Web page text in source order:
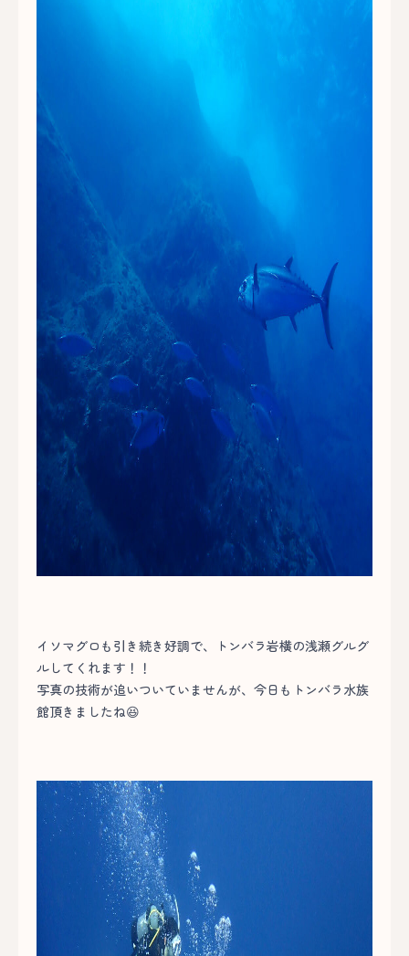
イソマグロも引き続き好調で、トンバラ岩横の浅瀬グルグ
ルしてくれます！！
写真の技術が追いついていませんが、今日もトンバラ水族
館頂きましたね😆